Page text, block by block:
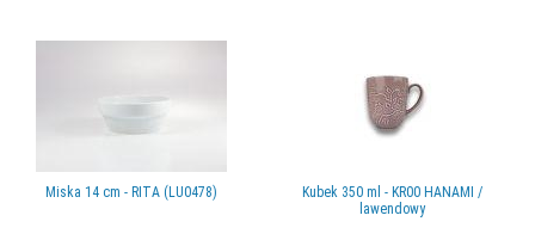
Miska 14 cm - RITA (LU0478)
Kubek 350 ml - KR00 HANAMI /
lawendowy